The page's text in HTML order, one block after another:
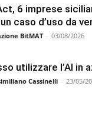
6 imprese
caso d’uso da
BitMAT - 03/08/2026
utilizzare l’AI in
Cassinelli - 23/05/